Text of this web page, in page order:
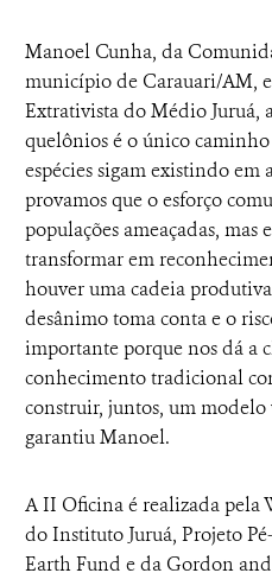
Manoel Cunha, da
município de Carauari/AM, e
Extrativista do Médio Juruá,
quelônios é o único caminho
espécies sigam existindo em
provamos que o esforço
populações ameaçadas, mas
transformar em
houver uma cadeia
desânimo toma conta e o
importante porque nos dá a
conhecimento tradicional
construir, juntos, um modelo
garantiu Manoel.
A II Oficina é realizada pela
do Instituto Juruá, Projeto
Earth Fund e da Gordon